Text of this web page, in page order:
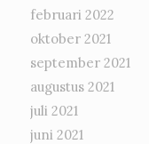
februari 2022
oktober 2021
september 2021
augustus 2021
juli 2021
juni 2021